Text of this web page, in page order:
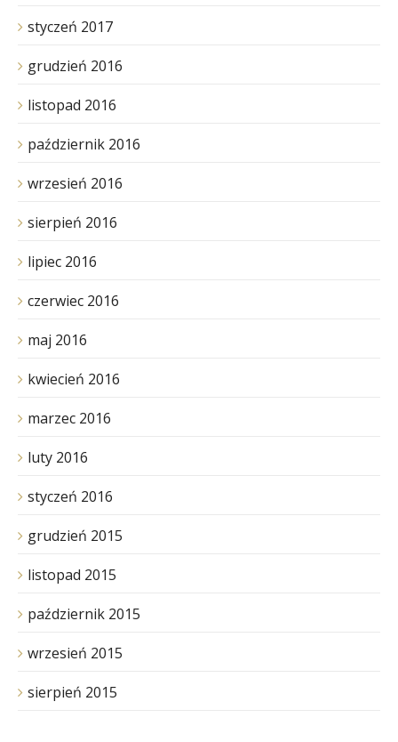
styczeń 2017
grudzień 2016
listopad 2016
październik 2016
wrzesień 2016
sierpień 2016
lipiec 2016
czerwiec 2016
maj 2016
kwiecień 2016
marzec 2016
luty 2016
styczeń 2016
grudzień 2015
listopad 2015
październik 2015
wrzesień 2015
sierpień 2015